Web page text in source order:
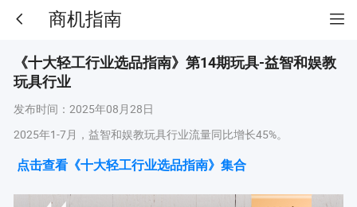
商机指南
《十大轻工行业选品指南》第14期玩具-益智和娱教
玩具行业
发布时间： 2025年08月28日
2025年1-7月，益智和娱教玩具行业流量同比增长45%。
点击查看《十大轻工行业选品指南》集合